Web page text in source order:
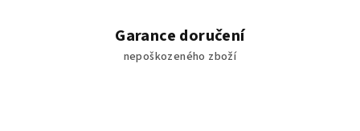
Garance doručení
nepoškozeného zboží